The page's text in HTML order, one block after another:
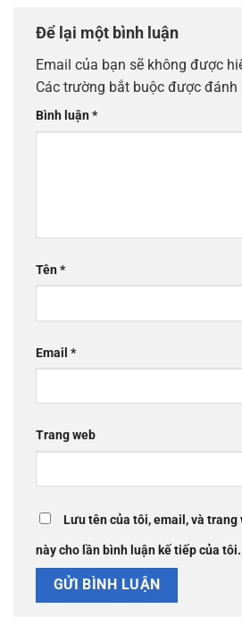
Để lại một bình luận
Email của bạn sẽ không được
Các trường bắt buộc được đánh
Bình luận*
Tên*
Email *
Trang web
Lưu tên của tôi, email, và
này cho lần bình luận kế tiếp của tôi.